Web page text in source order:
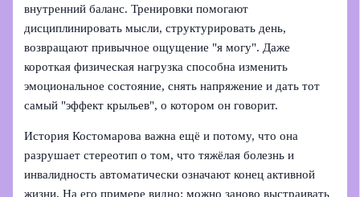
внутренний баланс. Тренировки помогают
дисциплинировать мысли, структурировать день,
возвращают привычное ощущение "я могу". Даже
короткая физическая нагрузка способна изменить
эмоциональное состояние, снять напряжение и дать тот
самый "эффект крыльев", о котором он говорит.
История Костомарова важна ещё и потому, что она
разрушает стереотип о том, что тяжёлая болезнь и
инвалидность автоматически означают конец активной
жизни. На его примере видно: можно заново выстраивать